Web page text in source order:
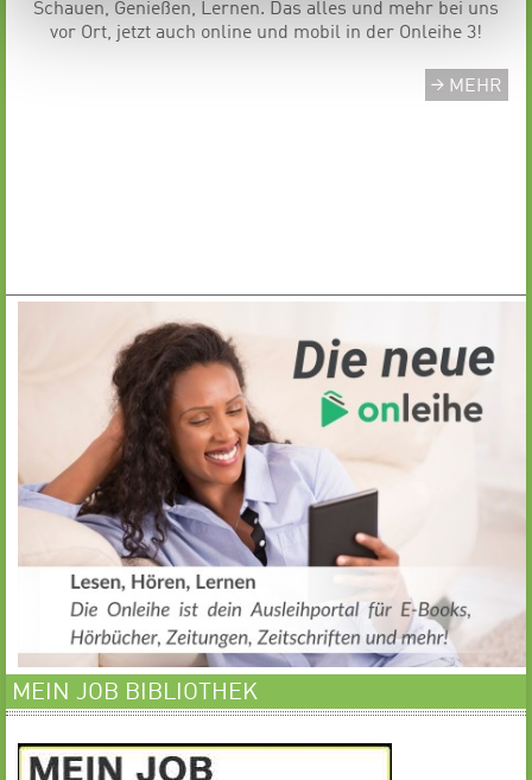
Schauen, Genießen, Lernen. Das alles und mehr bei uns
vor Ort, jetzt auch online und mobil in der Onleihe 3!
MEHR
MEIN JOB BIBLIOTHEK